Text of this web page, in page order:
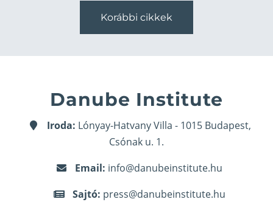
Korábbi cikkek
Danube Institute
Iroda: Lónyay-Hatvany Villa - 1015 Budapest,
Csónak u. 1.
Email: info@danubeinstitute.hu
Sajtó: press@danubeinstitute.hu